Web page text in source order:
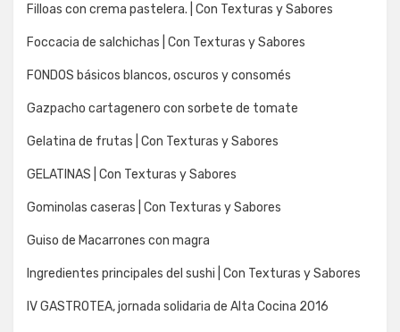
Filloas con crema pastelera. | Con Texturas y Sabores
Foccacia de salchichas | Con Texturas y Sabores
FONDOS básicos blancos, oscuros y consomés
Gazpacho cartagenero con sorbete de tomate
Gelatina de frutas | Con Texturas y Sabores
GELATINAS | Con Texturas y Sabores
Gominolas caseras | Con Texturas y Sabores
Guiso de Macarrones con magra
Ingredientes principales del sushi | Con Texturas y Sabores
IV GASTROTEA, jornada solidaria de Alta Cocina 2016